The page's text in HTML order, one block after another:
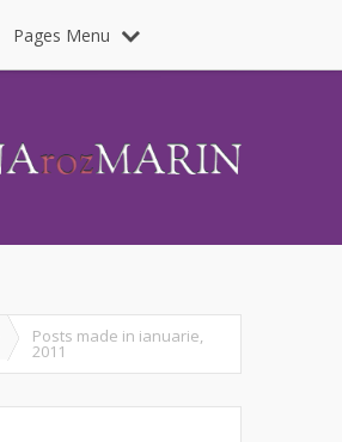
Pages Menu
Posts made in ianuarie,
2011